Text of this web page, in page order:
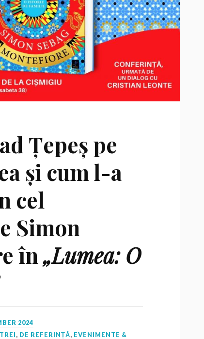
Țepeș pe
și cum l-a
cel
Simon
în„Lumea: O
2024
, DE REFERINȚĂ, EVENIMENTE &